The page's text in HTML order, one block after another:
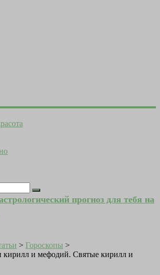
прогноз для тебя на
> Гороскопы >
кирилл и мефодий. Святые кирилл и